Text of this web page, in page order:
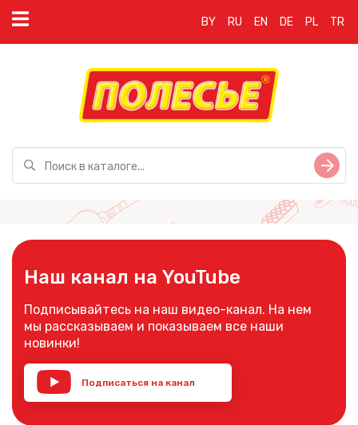
BY RU EN DE PL TR
Наш канал на YouTube
Подписывайтесь на наш видео-канал. На нем
мы рассказываем и показываем все наши
новинки!
Подписаться на канал